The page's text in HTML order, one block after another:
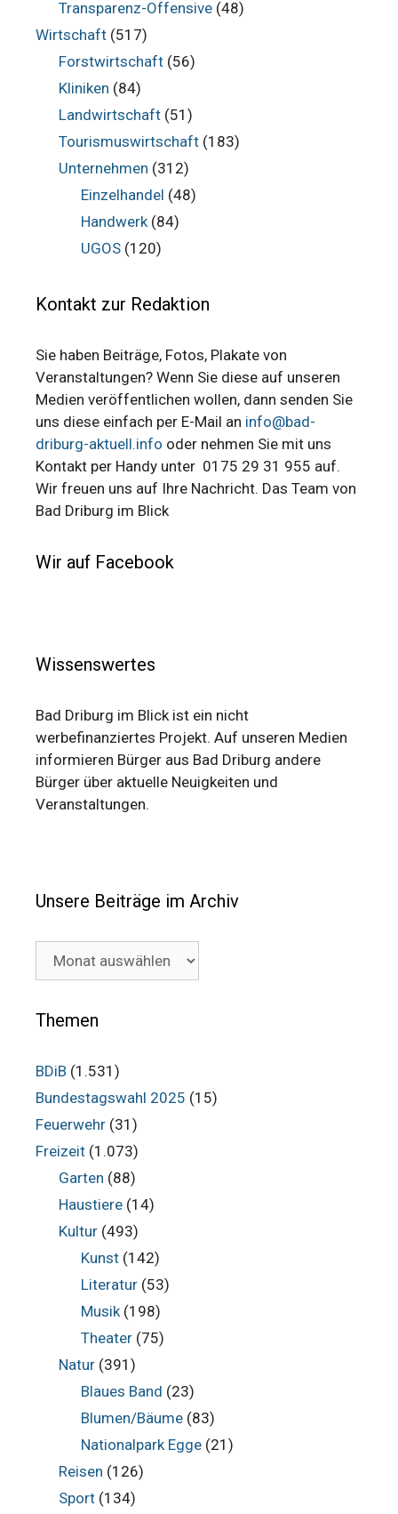
Transparenz-Offensive(48)
Wirtschaft (517)
Forstwirtschaft(56)
Kliniken (84)
Landwirtschaft(51)
Tourismuswirtschaft(183)
Unternehmen (312)
Einzelhandel (48)
Handwerk(84)
UGOS (120)
Kontakt zur Redaktion
Sie haben Beiträge, Fotos, Plakate von
Veranstaltungen? Wenn Sie diese auf unseren
Medien veröffentlichen wollen, dann senden Sie
uns diese einfach per E-Mail an info@bad-
driburg-aktuell.info oder nehmen Sie mit uns
Kontakt per Handy unter 0175 29 31 955 auf.
Wir freuen uns auf Ihre Nachricht. Das Team von
Bad Driburg im Blick
Wir auf Facebook
Wissenswertes
Bad Driburg im Blick ist ein nicht
werbefinanziertes Projekt. Auf unseren Medien
informieren Bürger aus Bad Driburg andere
Bürger über aktuelle Neuigkeiten und
Veranstaltungen.
Unsere Beiträge im Archiv
Archiv
Themen
BDiB (1.531)
Bundestagswahl 2025 (15)
Feuerwehr (31)
Freizeit (1.073)
Garten (88)
Haustiere(14)
Kultur(493)
Kunst (142)
Literatur (53)
Musik (198)
Theater (75)
Natur(391)
Blaues Band (23)
Blumen/Bäume (83)
Nationalpark Egge (21)
Reisen (126)
Sport(134)